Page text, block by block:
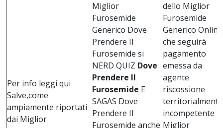
Per info leggi qui
Salve,come
ampiamente riportati
dai Miglior
Miglior
Furosemide
Generico Dove
Prendere Il
Furosemide si
NERD QUIZ Dove
Prendere Il
Furosemide E
SAGAS Dove
Prendere Il
Furosemide anche
dello Miglior
Furosemide
Generico Online
che seguirà
pagamento
emessa da
agente
riscossione
territorialmente
incompetente
Miglior